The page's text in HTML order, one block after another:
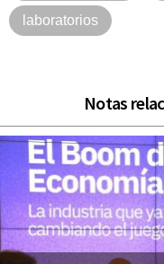
laboratorios
Notas